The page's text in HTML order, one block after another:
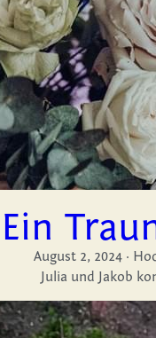
Ein
August 2, 2024·